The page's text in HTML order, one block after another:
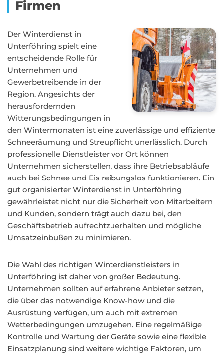
Firmen
Der Winterdienst in
Unterföhring spielt eine
entscheidende Rolle für
Unternehmen und
Gewerbetreibende in der
Region. Angesichts der
herausfordernden
Witterungsbedingungen in
den Wintermonaten ist eine zuverlässige und effiziente
Schneeräumung und Streupflicht unerlässlich. Durch
professionelle Dienstleister vor Ort können
Unternehmen sicherstellen, dass ihre Betriebsabläufe
auch bei Schnee und Eis reibungslos funktionieren. Ein
gut organisierter Winterdienst in Unterföhring
gewährleistet nicht nur die Sicherheit von Mitarbeitern
und Kunden, sondern trägt auch dazu bei, den
Geschäftsbetrieb aufrechtzuerhalten und mögliche
Umsatzeinbußen zu minimieren.
Die Wahl des richtigen Winterdienstleisters in
Unterföhring ist daher von großer Bedeutung.
Unternehmen sollten auf erfahrene Anbieter setzen,
die über das notwendige Know-how und die
Ausrüstung verfügen, um auch mit extremen
Wetterbedingungen umzugehen. Eine regelmäßige
Kontrolle und Wartung der Geräte sowie eine flexible
Einsatzplanung sind weitere wichtige Faktoren, um